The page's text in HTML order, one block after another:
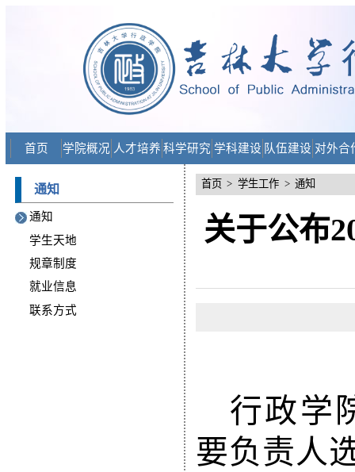
首页 学院概况 人才培养 科学研究 学科建设 队伍建设 对外合
通知
通知
学生天地
规章制度
就业信息
联系方式
首页 > 学生工作 > 通知
关于公布
行政学
要负责人